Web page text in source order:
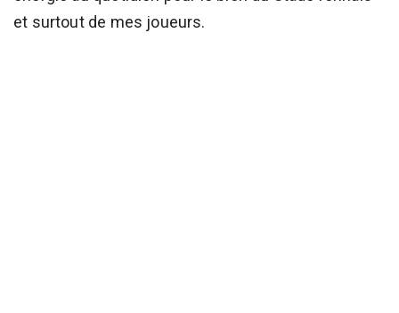
et surtout de mes joueurs.